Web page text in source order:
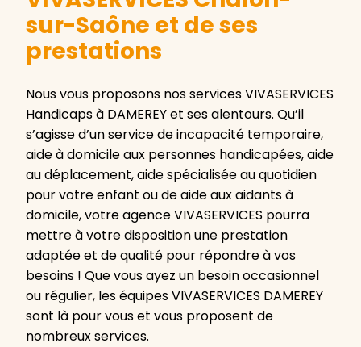
sur-Saône et de ses
prestations
Nous vous proposons nos services VIVASERVICES
Handicaps à DAMEREY et ses alentours. Qu’il
s’agisse d’un service de incapacité temporaire,
aide à domicile aux personnes handicapées, aide
au déplacement, aide spécialisée au quotidien
pour votre enfant ou de aide aux aidants à
domicile, votre agence VIVASERVICES pourra
mettre à votre disposition une prestation
adaptée et de qualité pour répondre à vos
besoins ! Que vous ayez un besoin occasionnel
ou régulier, les équipes VIVASERVICES DAMEREY
sont là pour vous et vous proposent de
nombreux services.